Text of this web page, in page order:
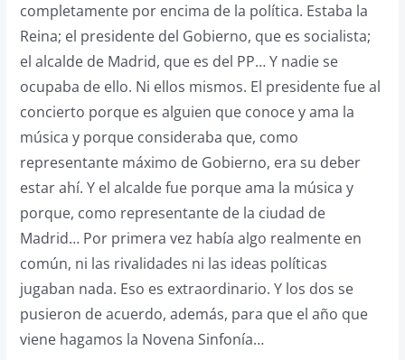
completamente por encima de la política. Estaba la
Reina; el presidente del Gobierno, que es socialista;
el alcalde de Madrid, que es del PP… Y nadie se
ocupaba de ello. Ni ellos mismos. El presidente fue al
concierto porque es alguien que conoce y ama la
música y porque consideraba que, como
representante máximo de Gobierno, era su deber
estar ahí. Y el alcalde fue porque ama la música y
porque, como representante de la ciudad de
Madrid… Por primera vez había algo realmente en
común, ni las rivalidades ni las ideas políticas
jugaban nada. Eso es extraordinario. Y los dos se
pusieron de acuerdo, además, para que el año que
viene hagamos la Novena Sinfonía…